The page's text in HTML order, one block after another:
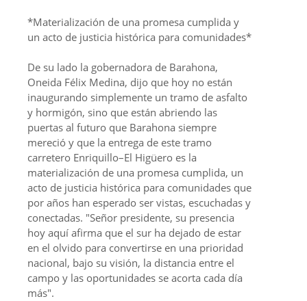
*Materialización de una promesa cumplida y
un acto de justicia histórica para comunidades*
De su lado la gobernadora de Barahona,
Oneida Félix Medina, dijo que hoy no están
inaugurando simplemente un tramo de asfalto
y hormigón, sino que están abriendo las
puertas al futuro que Barahona siempre
mereció y que la entrega de este tramo
carretero Enriquillo–El Higüero es la
materialización de una promesa cumplida, un
acto de justicia histórica para comunidades que
por años han esperado ser vistas, escuchadas y
conectadas. "Señor presidente, su presencia
hoy aquí afirma que el sur ha dejado de estar
en el olvido para convertirse en una prioridad
nacional, bajo su visión, la distancia entre el
campo y las oportunidades se acorta cada día
más".